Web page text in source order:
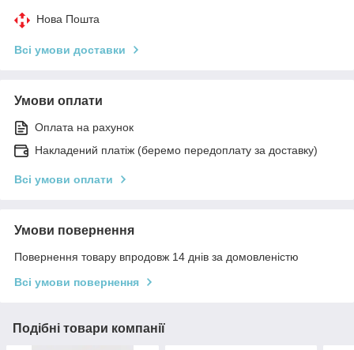
Нова Пошта
Всі умови доставки
Умови оплати
Оплата на рахунок
Накладений платіж (беремо передоплату за доставку)
Всі умови оплати
Умови повернення
Повернення товару впродовж 14 днів за домовленістю
Всі умови повернення
Подібні товари компанії